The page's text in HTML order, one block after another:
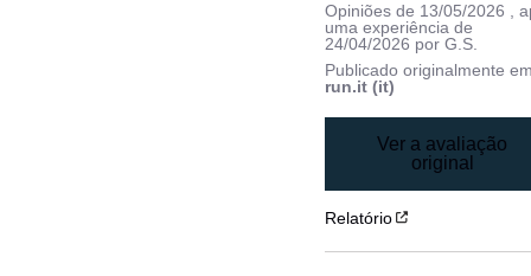
Opiniões de 13/05/2026 ,
uma experiência de
24/04/2026 porG.S.
Publicado originalmente
run.it (it)
Ver a avaliação
original
Relatório